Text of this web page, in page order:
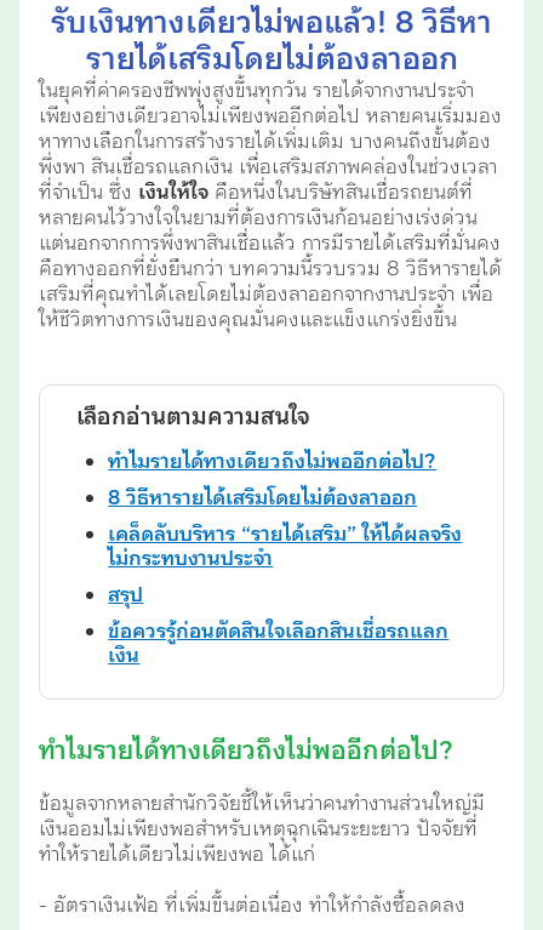
รับเงินทางเดียวไม่พอแล้ว! 8 วิธีหา
รายได้เสริมโดยไม่ต้องลาออก
ในยุคที่ค่าครองชีพพุ่งสูงขึ้นทุกวัน รายได้จากงานประจำ
เพียงอย่างเดียวอาจไม่เพียงพออีกต่อไป หลายคนเริ่มมอง
หาทางเลือกในการสร้างรายได้เพิ่มเติม บางคนถึงขั้นต้อง
พึ่งพา สินเชื่อรถแลกเงิน เพื่อเสริมสภาพคล่องในช่วงเวลา
ที่จำเป็น ซึ่ง เงินให้ใจ คือหนึ่งในบริษัทสินเชื่อรถยนต์ที่
หลายคนไว้วางใจในยามที่ต้องการเงินก้อนอย่างเร่งด่วน
แต่นอกจากการพึ่งพาสินเชื่อแล้ว การมีรายได้เสริมที่มั่นคง
คือทางออกที่ยั่งยืนกว่า บทความนี้รวบรวม 8 วิธีหารายได้
เสริมที่คุณทำได้เลยโดยไม่ต้องลาออกจากงานประจำ เพื่อ
ให้ชีวิตทางการเงินของคุณมั่นคงและแข็งแกร่งยิ่งขึ้น
เลือกอ่านตามความสนใจ
ทำไมรายได้ทางเดียวถึงไม่พออีกต่อไป?
8 วิธีหารายได้เสริมโดยไม่ต้องลาออก
เคล็ดลับบริหาร “รายได้เสริม” ให้ได้ผลจริง
ไม่กระทบงานประจำ
สรุป
ข้อควรรู้ก่อนตัดสินใจเลือกสินเชื่อรถแลก
เงิน
ทำไมรายได้ทางเดียวถึงไม่พออีกต่อไป?
ข้อมูลจากหลายสำนักวิจัยชี้ให้เห็นว่าคนทำงานส่วนใหญ่มี
เงินออมไม่เพียงพอสำหรับเหตุฉุกเฉินระยะยาว ปัจจัยที่
ทำให้รายได้เดียวไม่เพียงพอ ได้แก่
- อัตราเงินเฟ้อ ที่เพิ่มขึ้นต่อเนื่อง ทำให้กำลังซื้อลดลง